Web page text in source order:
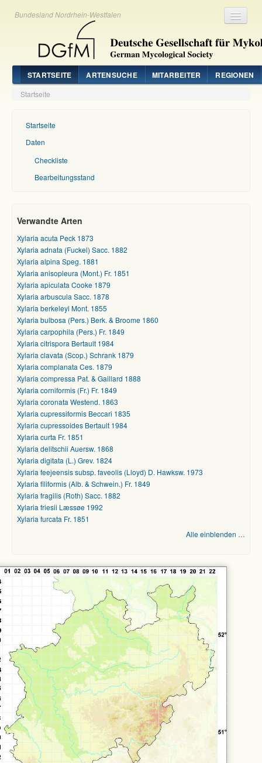
Bundesland Nordrhein-Westfalen
STARTSEITE ARTENSUCHE MITARBEITER REGIONEN
Startseite
Startseite
Daten
Checkliste
Bearbeitungsstand
Verwandte Arten
Xylaria acuta Peck 1873
Xylaria adnata (Fuckel) Sacc. 1882
Xylaria alpina Speg. 1881
Xylaria anisopleura (Mont.) Fr. 1851
Xylaria apiculata Cooke 1879
Xylaria arbuscula Sacc. 1878
Xylaria berkeleyi Mont. 1855
Xylaria bulbosa (Pers.) Berk. & Broome 1860
Xylaria carpophila (Pers.) Fr. 1849
Xylaria citrispora Bertault 1984
Xylaria clavata (Scop.) Schrank 1879
Xylaria complanata Ces. 1879
Xylaria compressa Pat. & Gaillard 1888
Xylaria corniformis (Fr.) Fr. 1849
Xylaria coronata Westend. 1863
Xylaria cupressiformis Beccari 1835
Xylaria cupressoides Bertault 1984
Xylaria curta Fr. 1851
Xylaria delitschii Auersw. 1868
Xylaria digitata (L.) Grev. 1824
Xylaria feejeensis subsp. faveolis (Lloyd) D. Hawksw. 1973
Xylaria filiformis (Alb. & Schwein.) Fr. 1849
Xylaria fragilis (Roth) Sacc. 1882
Xylaria friesii Læssøe 1992
Xylaria furcata Fr. 1851
Alle einblenden …